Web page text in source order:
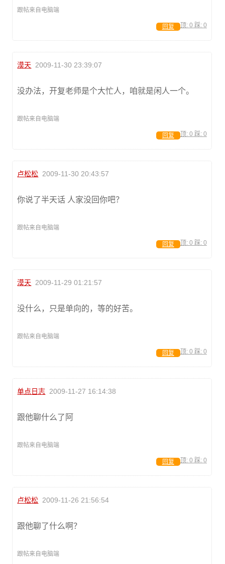
跟帖来自电脑端
顶: 0 踩: 0
回复
漠天 2009-11-30 23:39:07
没办法，开复老师是个大忙人，咱就是闲人一个。
跟帖来自电脑端
顶: 0 踩: 0
回复
卢松松 2009-11-30 20:43:57
你说了半天话 人家没回你吧？
跟帖来自电脑端
顶: 0 踩: 0
回复
漠天 2009-11-29 01:21:57
没什么，只是单向的，等的好苦。
跟帖来自电脑端
顶: 0 踩: 0
回复
单点日志 2009-11-27 16:14:38
跟他聊什么了阿
跟帖来自电脑端
顶: 0 踩: 0
回复
卢松松 2009-11-26 21:56:54
跟他聊了什么啊？
跟帖来自电脑端